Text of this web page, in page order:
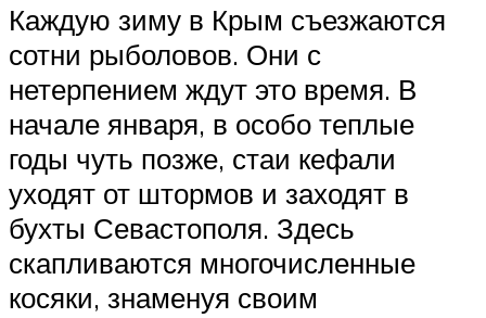
Каждую зиму в Крым съезжаются
сотни рыболовов. Они с
нетерпением ждут это время. В
начале января, в особо теплые
годы чуть позже, стаи кефали
уходят от штормов и заходят в
бухты Севастополя. Здесь
скапливаются многочисленные
косяки, знаменуя своим